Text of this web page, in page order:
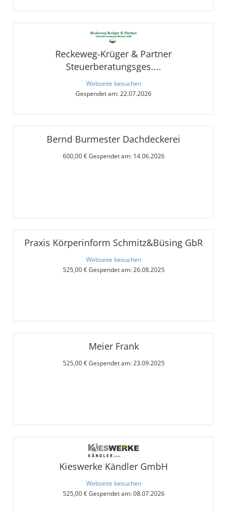
Reckeweg-Krüger & Partner
Steuerberatungsges....
Webseite besuchen
Gespendet am: 22.07.2026
Bernd Burmester Dachdeckerei
600,00 € Gespendet am: 14.06.2026
Praxis Körperinform Schmitz&Büsing GbR
Webseite besuchen
525,00 € Gespendet am: 26.08.2025
Meier Frank
525,00 € Gespendet am: 23.09.2025
Kieswerke Kändler GmbH
Webseite besuchen
525,00 € Gespendet am: 08.07.2026